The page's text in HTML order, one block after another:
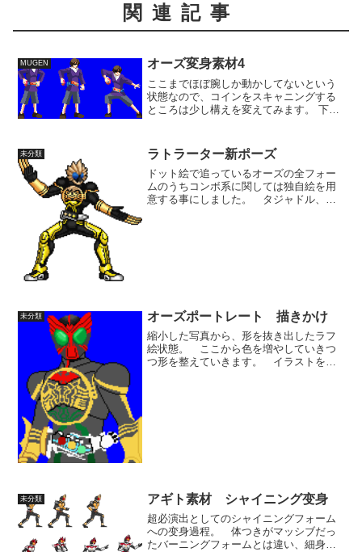
関連記事
MUGEN オーズ変身素材4
ここまでほぼ腕しか動かしてないという
状態なので、コインをスキャニングする
ところは少し構えを変えてみます。 下半
ょっと合わないかも。 とりあえず一連
の動作を造ってみてから...
未分類 ラトラーター新ポーズ
ドット絵で追っているオーズの全フォー
ムのうちコンボ系に関しては独自絵を用
意する事にしました。 タジャドル、ガ
未分類 オーズポートレート 描きかけ
縮小した写真から、形を抜き出したラフ
絵状態。 ここから色を増やしていきつ
つ形を整えていきます。 イラストを描
未分類 アギト素材 シャイニング变身
超必演出としてのシャイニングフォーム
への变身過程。 体つきがマッシブだっ
たバーニングフォームとは違い、細身で